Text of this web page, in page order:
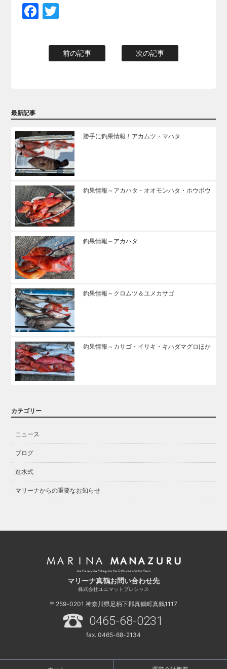
Facebook
前の記事 次の記事
最新記事
勝手に釣果情報！アカムツ・マハタ
釣果情報～アカハタ・オオモンハタ・ホウボウ
釣果情報～アカハタ
釣果情報～クロムツ＆ユメカサゴ
釣果情報～カサゴ・イサキ・キハダマグロほか
カテゴリー
ニュース
ブログ
進水式
マリーナからの重要なお知らせ
マリーナ真鶴お問い合わせ先
株式会社ユニマットプレシャス
〒259-0201 神奈川県足柄下郡真鶴町真鶴1117
0465-68-0231
fax. 0465-68-2134